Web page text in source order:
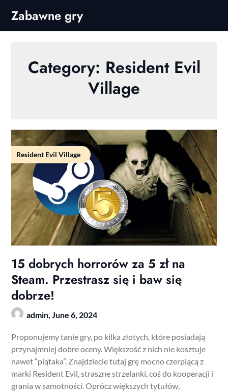
content
Zabawne gry
Category: Resident Evil
Village
Resident Evil Village
15 dobrych horrorów za 5 zł na
Steam. Przestrasz się i baw się
dobrze!
admin, June 6, 2024
Proponujemy tanie gry, po kilka złotych, które posiadają
przynajmniej dobre oceny. Większość z nich nie kosztuje
nawet “piątaka”. Znajdziecie tutaj grę mocno czerpiącą z
marki Resident Evil, straszne strzelanki, coś do kooperacji i
grania w samotności. Oprócz większych tytułów,